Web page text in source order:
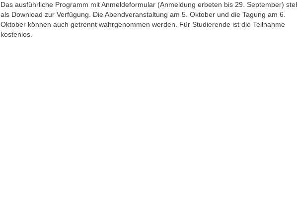
Das ausführliche Programm mit Anmeldeformular (Anmeldung erbeten bis 29. September)
als Download zur Verfügung. Die Abendveranstaltung am 5. Oktober und die Tagung am 6.
Oktober können auch getrennt wahrgenommen werden. Für Studierende ist die Teilnahme
kostenlos.